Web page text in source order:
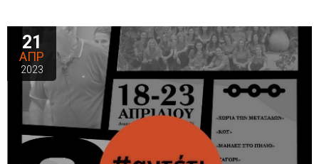
21
ΑΠΡ
2023